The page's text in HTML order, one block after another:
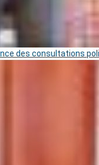
des consultations